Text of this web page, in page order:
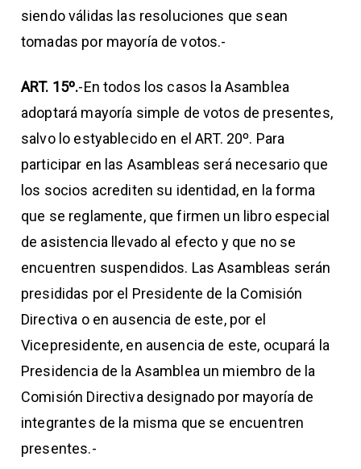
siendo válidas las resoluciones que sean
tomadas por mayoría de votos.-
ART. 15º.-En todos los casos la Asamblea
adoptará mayoría simple de votos de presentes,
salvo lo estyablecido en el ART. 20º. Para
participar en las Asambleas será necesario que
los socios acrediten su identidad, en la forma
que se reglamente, que firmen un libro especial
de asistencia llevado al efecto y que no se
encuentren suspendidos. Las Asambleas serán
presididas por el Presidente de la Comisión
Directiva o en ausencia de este, por el
Vicepresidente, en ausencia de este, ocupará la
Presidencia de la Asamblea un miembro de la
Comisión Directiva designado por mayoría de
integrantes de la misma que se encuentren
presentes.-